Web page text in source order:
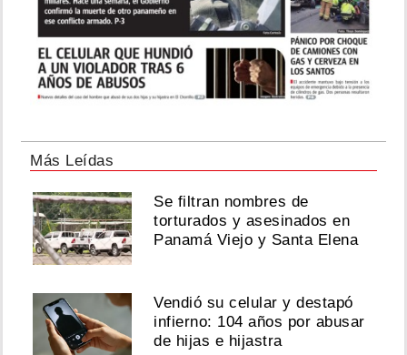
Más Leídas
Se filtran nombres de
torturados y asesinados en
Panamá Viejo y Santa Elena
Vendió su celular y destapó
infierno: 104 años por abusar
de hijas e hijastra